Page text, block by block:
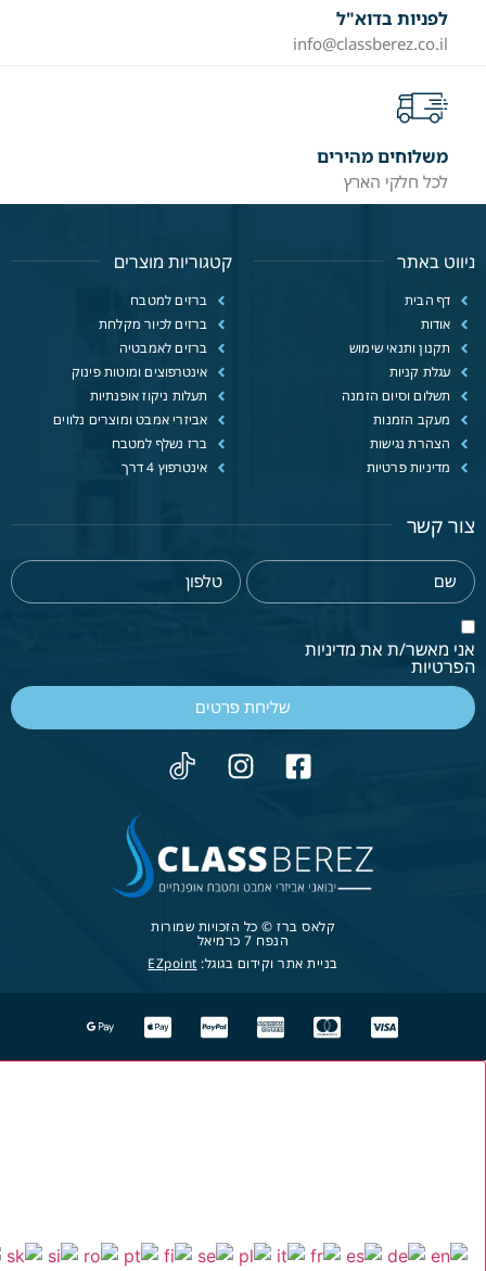
לפניות בדוא"ל
info@classberez.co.il
משלוחים מהירים
לכל חלקי הארץ
ניווט באתר
דף הבית
אודות
תקנון ותנאי שימוש
עגלת קניות
תשלום וסיום הזמנה
מעקב הזמנות
הצהרת נגישות
מדיניות פרטיות
קטגוריות מוצרים
ברזים למטבח
ברזים לכיור מקלחת
ברזים לאמבטיה
אינטרפוצים ומוטות פינוק
תעלות ניקוז אופנתיות
אביזרי אמבט ומוצרים נלווים
ברז נשלף למטבח
אינטרפוץ 4 דרך
צור קשר
אני מאשר/ת את מדיניות
הפרטיות
שליחת פרטים
קלאס ברז © כל הזכויות שמורות
הנפח 7 כרמיאל
בניית אתר וקידום בגוגל: EZpoint